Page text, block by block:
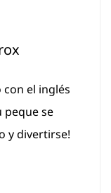
el inglés
peque se
y divertirse!